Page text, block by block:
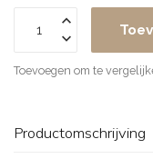
Toevoegen om te
Productomschrijving